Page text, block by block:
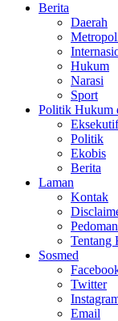
Berita
Daerah
Hukum
Narasi
Sport
Politik Hukum
Eksekutif
Politik
Ekobis
Berita
Laman
Kontak
Tentang
Sosmed
Twitter
Email